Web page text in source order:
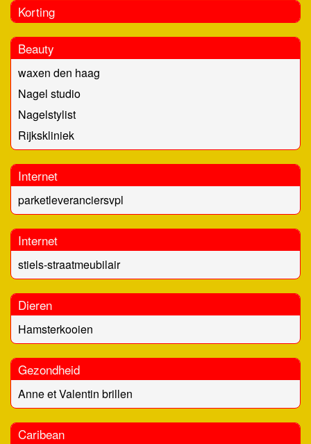
Korting
Beauty
waxen den haag
Nagel studio
Nagelstylist
Rijkskliniek
Internet
parketleveranciersvpl
Internet
stiels-straatmeubilair
Dieren
Hamsterkooien
Gezondheid
Anne et Valentin brillen
Caribean